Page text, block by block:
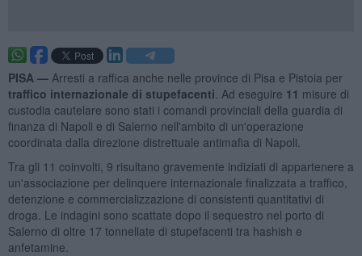
PISA — Arresti a raffica anche nelle province di Pisa e Pistoia per
traffico internazionale di stupefacenti . Ad eseguire 11 misure di
custodia cautelare sono stati i comandi provinciali della guardia di
finanza di Napoli e di Salerno nell'ambito di un'operazione
coordinata dalla direzione distrettuale antimafia di Napoli.
Tra gli 11 coinvolti, 9 risultano gravemente indiziati di appartenere a
un'associazione per delinquere internazionale finalizzata a traffico,
detenzione e commercializzazione di consistenti quantitativi di
droga. Le indagini sono scattate dopo il sequestro nel porto di
Salerno di oltre 17 tonnellate di stupefacenti tra hashish e
anfetamine.